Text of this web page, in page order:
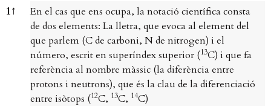
Notes a peu de pàgina
1↑
En el cas que ens ocupa, la notació científica consta
de dos elements: La lletra, que evoca al element del
que parlem (C de carboni, N de nitrogen) i el
número, escrit en superíndex superior (13C) i que fa
referència al nombre màssic (la diferència entre
protons i neutrons), que és la clau de la diferenciació
entre isòtops (12C, 13C, 14C)